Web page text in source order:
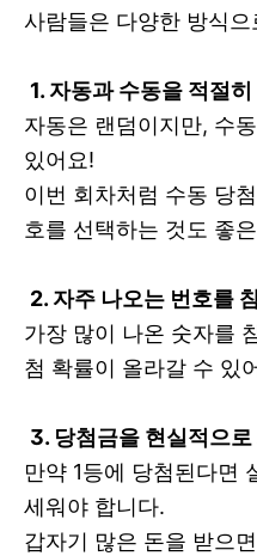
사람들은 다양한 방식
1. 자동과 수동을 적절
자동은 랜덤이지만, 수
있어요!
이번 회차처럼 수동 당
호를 선택하는 것도 좋
2. 자주 나오는 번호를
가장 많이 나온 숫자를
첨 확률이 올라갈 수 있
3. 당첨금을 현실적으
만약 1등에 당첨된다면
세워야 합니다.
갑자기 많은 돈을 받으